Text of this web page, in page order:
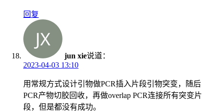
回复
jun xie说道：
2023-04-03 13:10
用常规方式设计引物做PCR插入片段引物突变，随后
PCR产物切胶回收，再做overlap PCR连接所有突变片
段，但是都没有成功。